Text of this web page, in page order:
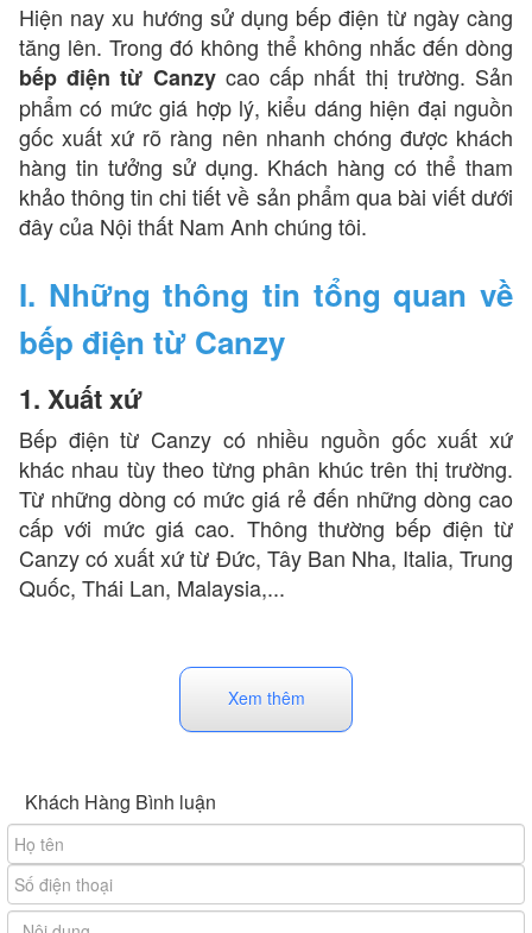
Hiện nay xu hướng sử dụng bếp điện từ ngày càng
tăng lên. Trong đó không thể không nhắc đến dòng
bếp điện từ Canzycao cấp nhất thị trường. Sản
phẩm có mức giá hợp lý, kiểu dáng hiện đại nguồn
gốc xuất xứ rõ ràng nên nhanh chóng được khách
hàng tin tưởng sử dụng. Khách hàng có thể tham
khảo thông tin chi tiết về sản phẩm qua bài viết dưới
đây của Nội thất Nam Anh chúng tôi.
I. Những thông tin tổng quan về
bếp điện từ Canzy
1. Xuất xứ
Bếp điện từ Canzy có nhiều nguồn gốc xuất xứ
khác nhau tùy theo từng phân khúc trên thị trường.
Từ những dòng có mức giá rẻ đến những dòng cao
cấp với mức giá cao. Thông thường bếp điện từ
Canzy có xuất xứ từ Đức, Tây Ban Nha, Italia, Trung
Quốc, Thái Lan, Malaysia,...
Xem thêm
Khách Hàng Bình luận